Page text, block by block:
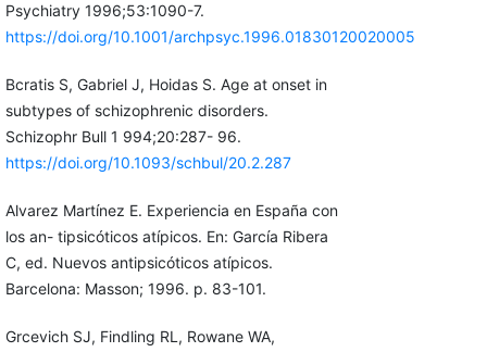
Psychiatry 1996;53:1090-7.
https://doi.org/10.1001/archpsyc.1996.01830120020005
Bcratis S, Gabriel J, Hoidas S. Age at onset in
subtypes of schizophrenic disorders.
Schizophr Bull 1 994;20:287- 96.
https://doi.org/10.1093/schbul/20.2.287
Alvarez Martínez E. Experiencia en España con
los an- tipsicóticos atípicos. En: García Ribera
C, ed. Nuevos antipsicóticos atípicos.
Barcelona: Masson; 1996. p. 83-101.
Grcevich SJ, Findling RL, Rowane WA,